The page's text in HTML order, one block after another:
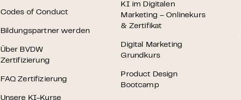
Codes of Conduct
Bildungspartner werden
Über BVDW
Zertifizierung
FAQ Zertifizierung
Unsere KI-Kurse
KI im Digitalen
Marketing – Onlinekurs
& Zertifikat
Digital Marketing
Grundkurs
Product Design
Bootcamp